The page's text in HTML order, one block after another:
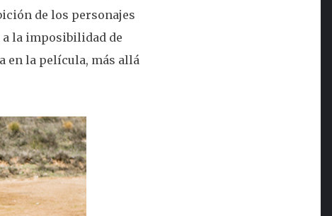
de los personajes
a la imposibilidad de
en la película, más allá